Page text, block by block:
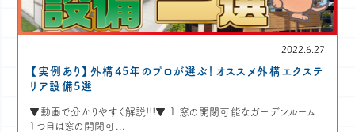
2022.6.27
【実例あり】外構45年のプロが選ぶ！オススメ外構エクステ
リア設備5選
▼動画で分かりやすく解説!!!▼ 1.窓の開閉可能なガーデンルーム
1つ目は窓の開閉可...